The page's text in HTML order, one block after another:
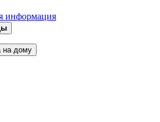
информация
на дому